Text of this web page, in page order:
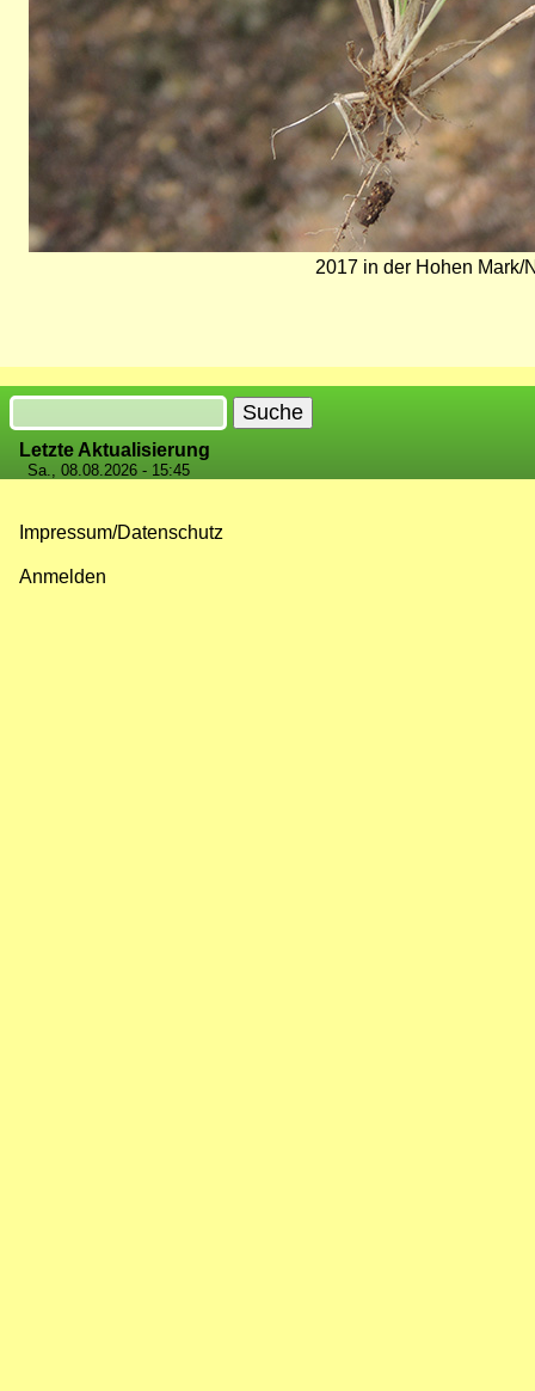
2017 in der Hohen Mark/
Suche
Letzte Aktualisierung
Sa., 08.08.2026 - 15:45
Impressum/Datenschutz
Anmelden